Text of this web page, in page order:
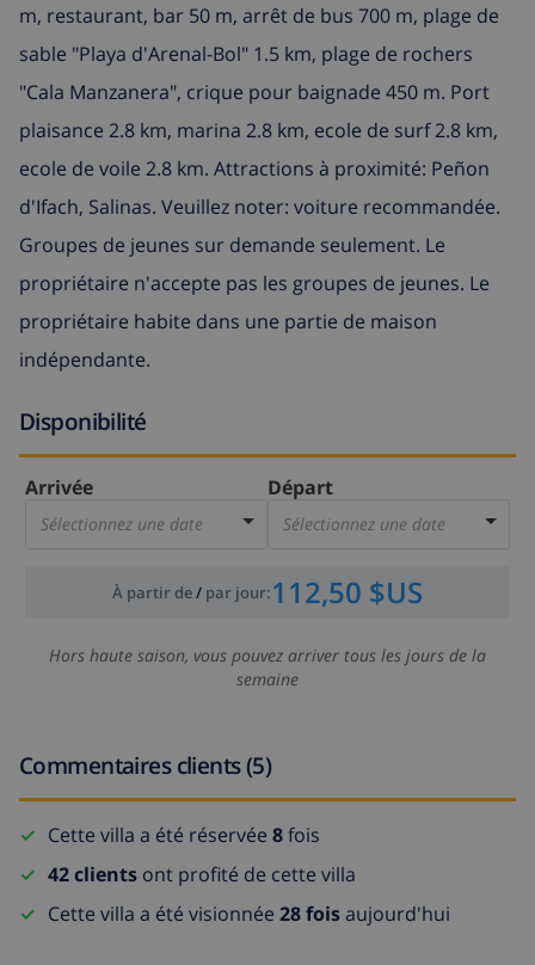
m, restaurant, bar 50 m, arrêt de bus 700 m, plage de
sable "Playa d'Arenal-Bol" 1.5 km, plage de rochers
"Cala Manzanera", crique pour baignade 450 m. Port
plaisance 2.8 km, marina 2.8 km, ecole de surf 2.8 km,
ecole de voile 2.8 km. Attractions à proximité: Peñon
d'Ifach, Salinas. Veuillez noter: voiture recommandée.
Groupes de jeunes sur demande seulement. Le
propriétaire n'accepte pas les groupes de jeunes. Le
propriétaire habite dans une partie de maison
indépendante.
Disponibilité
Arrivée
Sélectionnez une date
Départ
Sélectionnez une date
À partir de/ par jour:112,50 $US
Hors haute saison, vous pouvez arriver tous les jours de la
semaine
Commentaires clients (5)
Cette villa a été réservée 8fois
42 clients ont profité de cette villa
Cette villa a été visionnée 28 foisaujourd'hui